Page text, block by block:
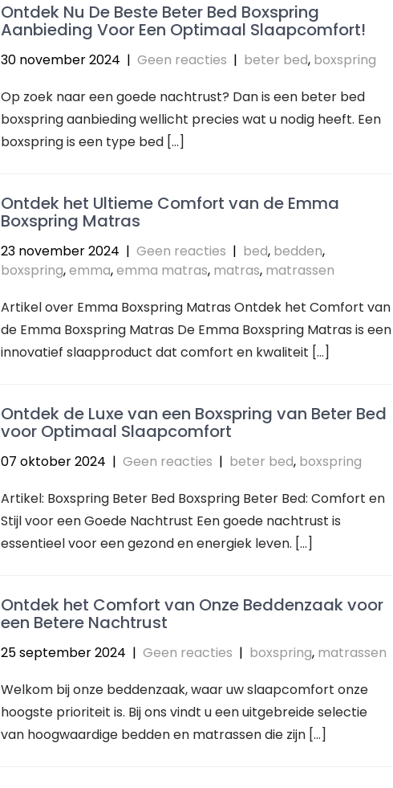
Ontdek Nu De Beste Beter Bed Boxspring
Aanbieding Voor Een Optimaal Slaapcomfort!
30 november 2024 | Geen reacties | beter bed, boxspring
Op zoek naar een goede nachtrust? Dan is een beter bed
boxspring aanbieding wellicht precies wat u nodig heeft. Een
boxspring is een type bed […]
Ontdek het Ultieme Comfort van de Emma
Boxspring Matras
23 november 2024 | Geen reacties | bed, bedden,
boxspring,emma,emma matras, matras, matrassen
Artikel over Emma Boxspring Matras Ontdek het Comfort van
de Emma Boxspring Matras De Emma Boxspring Matras is een
innovatief slaapproduct dat comfort en kwaliteit […]
Ontdek de Luxe van een Boxspring van Beter Bed
voor Optimaal Slaapcomfort
07 oktober 2024 | Geen reacties | beter bed, boxspring
Artikel: Boxspring Beter Bed Boxspring Beter Bed: Comfort en
Stijl voor een Goede Nachtrust Een goede nachtrust is
essentieel voor een gezond en energiek leven. […]
Ontdek het Comfort van Onze Beddenzaak voor
een Betere Nachtrust
25 september 2024 | Geen reacties | boxspring, matrassen
Welkom bij onze beddenzaak, waar uw slaapcomfort onze
hoogste prioriteit is. Bij ons vindt u een uitgebreide selectie
van hoogwaardige bedden en matrassen die zijn […]